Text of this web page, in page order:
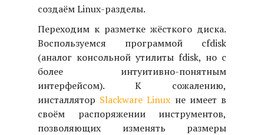
создаём Linux-разделы.
Переходим к разметке жёсткого диска.
Воспользуемся программой cfdisk
(аналог консольной утилиты fdisk, но с
более интуитивно-понятным
интерфейсом). К сожалению,
инсталлятор Slackware Linux не имеет в
своём распоряжении инструментов,
позволяющих изменять размеры